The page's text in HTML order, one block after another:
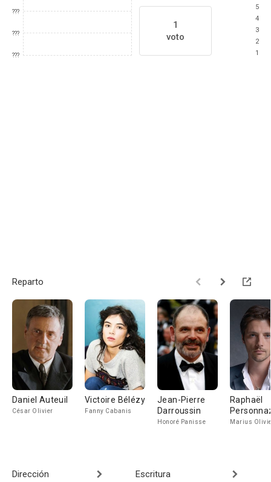
???
???
???
1
voto
5
4
3
2
1
Reparto
Daniel Auteuil
César Olivier
Victoire Bélézy
Fanny Cabanis
Jean-Pierre
Darroussin
Honoré Panisse
Raphaël
Marius
Dirección Escritura